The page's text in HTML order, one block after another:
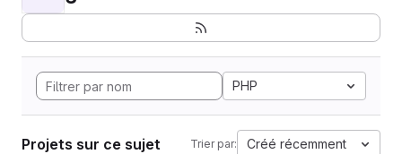
PHP
Projets sur ce sujet Trier par: Créé récemment